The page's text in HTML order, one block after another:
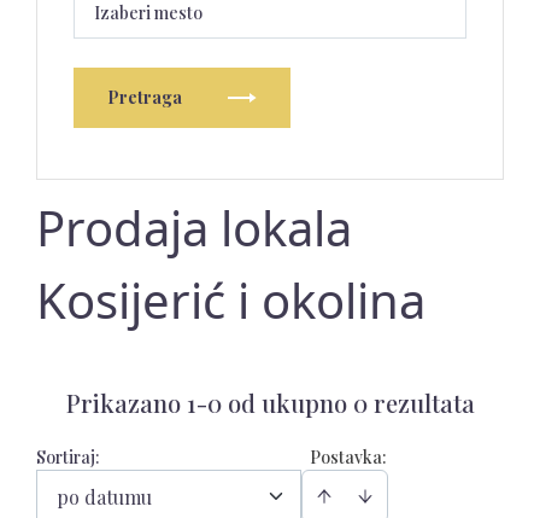
Izaberi mesto
Pretraga
Prodaja lokala
Kosijerić i okolina
Prikazano 1-0 od ukupno 0 rezultata
Postavka:
Sortiraj:
po datumu